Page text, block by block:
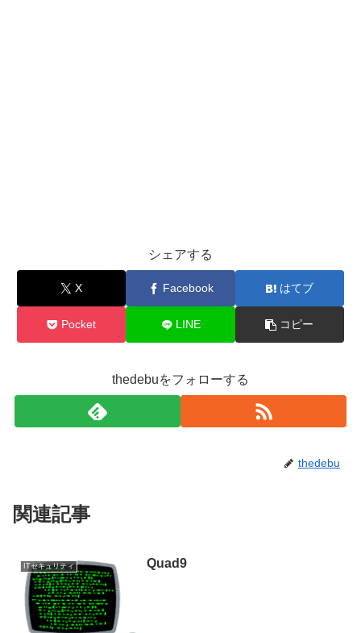
シェアする
X Facebook はてブ
Pocket LINE コピー
thedebuをフォローする
thedebu
関連記事
ITセキュリティ Quad9